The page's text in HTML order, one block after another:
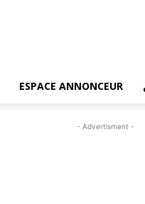
ESPACE ANNONCEUR
- Advertisment -